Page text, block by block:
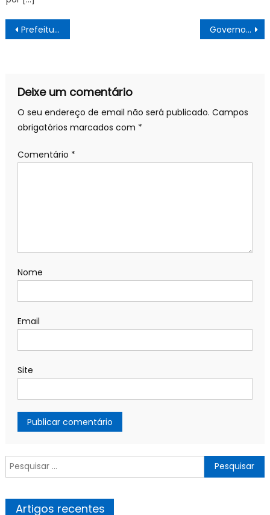
Navegação
de
Prefeitura prorroga até 10 de dezembro a concessão de anistia de juros e multas de até 100% para quem tem dívidas com o município Governo de SP prorroga Campanha de Multivacinação até 15 de novembro
Deixe um comentário
O seu endereço de email não será publicado. Campos
obrigatórios marcados com *
Comentário *
Nome
Email
Site
Pesquisar
por:
Artigos recentes